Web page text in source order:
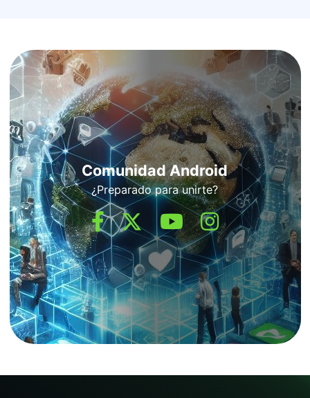
Comunidad Android
¿Preparado para unirte?